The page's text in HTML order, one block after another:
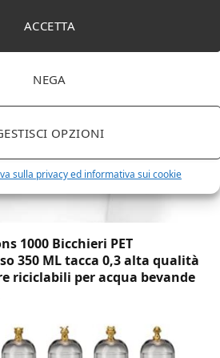
ACCETTA
NEGA
OPZIONI
sulla privacy ed informativa sui cookie
1000 Bicchieri PET
350 ML tacca 0,3 alta qualità
riciclabili per acqua bevande